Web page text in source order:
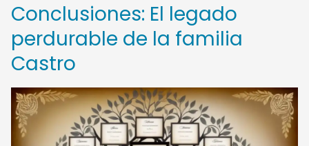
Conclusiones: El legado
perdurable de la familia
Castro